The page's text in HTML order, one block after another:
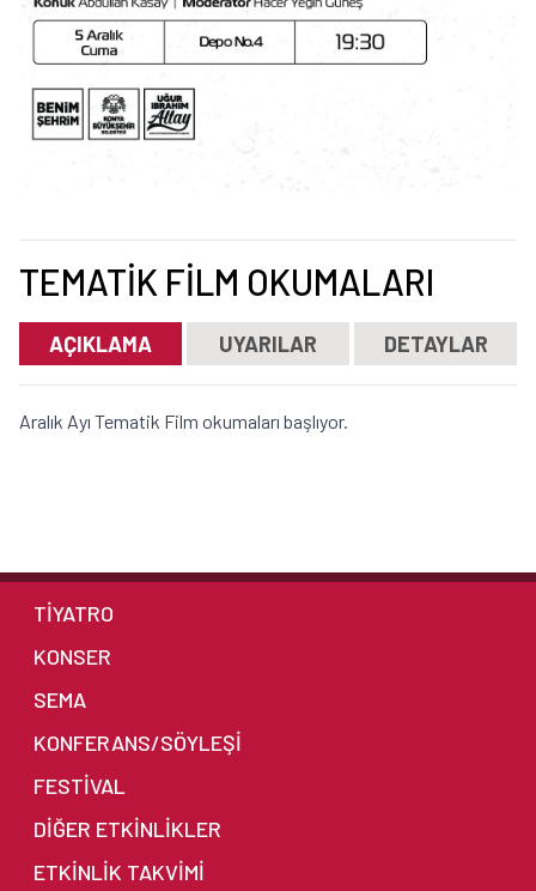
TEMATIK FILM OKUMALARI
AÇIKLAMA UYARILAR DETAYLAR
Aralık Ayı Tematik Film okumaları başlıyor.
TİYATRO
KONSER
SEMA
KONFERANS/SÖYLEŞİ
FESTİVAL
DIĞER ETKINLIKLER
ETKINLIK TAKVIMI